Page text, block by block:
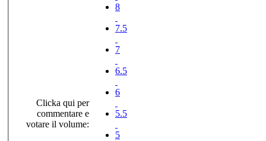
Clicka qui per
commentare e
votare il volume:
8
7.5
7
6.5
6
5.5
5